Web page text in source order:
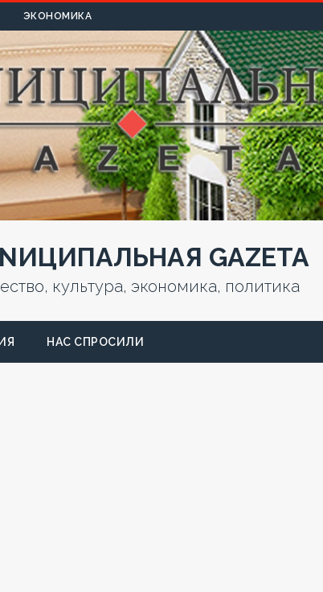
ЭКОНОМИКА
GAZЕТА
культура, экономика, политика
НАС СПРОСИЛИ